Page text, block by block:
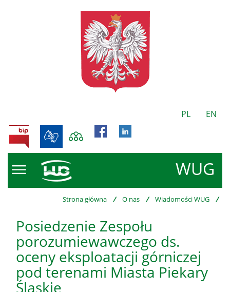
PL EN
WUG
BIP
Strona główna / O nas / Wiadomości WUG /
Posiedzenie Zespołu
porozumiewawczego ds.
oceny eksploatacji górniczej
pod terenami Miasta Piekary
Śląskie